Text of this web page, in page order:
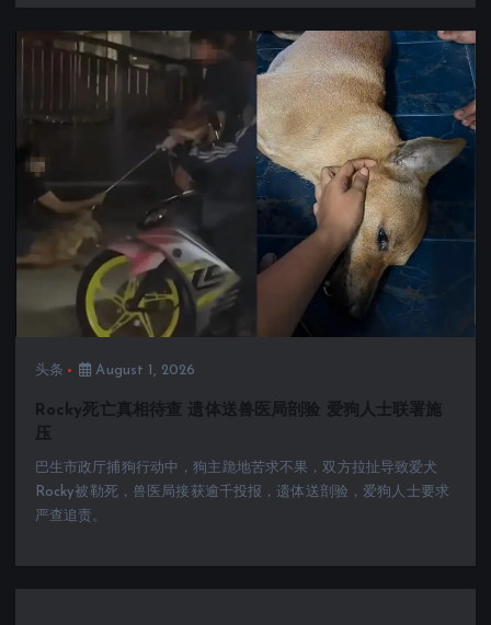
头条 August 1, 2026
Rocky死亡真相待查 遗体送兽医局剖验 爱狗人士联署施
压
巴生市政厅捕狗行动中，狗主跪地苦求不果，双方拉扯导致爱犬
Rocky被勒死，兽医局接获逾千投报，遗体送剖验，爱狗人士要求
严查追责。